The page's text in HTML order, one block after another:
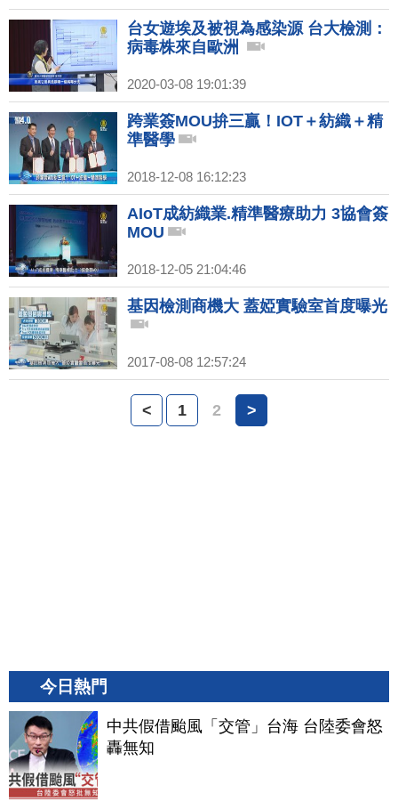
台女遊埃及被視為感染源 台大檢測：
病毒株來自歐洲
2020-03-08 19:01:39
跨業簽MOU拚三贏！IOT＋紡織＋精
準醫學
2018-12-08 16:12:23
AIoT成紡織業.精準醫療助力 3協會簽
MOU
2018-12-05 21:04:46
基因檢測商機大 蓋婭實驗室首度曝光
2017-08-08 12:57:24
< 1 2 >
今日熱門
中共假借颱風「交管」台海 台陸委會怒
轟無知